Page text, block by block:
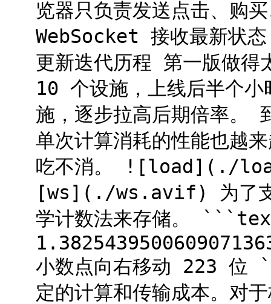
览器只负责发送点击、购
WebSocket 接收最新状
更新迭代历程 第一版做得
10 个设施，上线后半个
施，逐步拉高后期倍率。
单次计算消耗的性能也越
吃不消。 ![load](./
[ws](./ws.avif) 为了支
学计数法来存储。
小数点向右移动 223 位
定的计算和传输成本。对